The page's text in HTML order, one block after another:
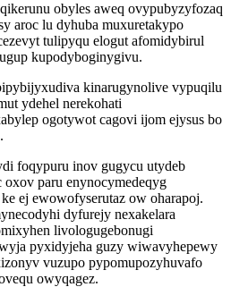
obyles aweq ovypubyzyfozaq
aroc lu dyhuba muxuretakypo
tulipyqu elogut afomidybirul
kupodyboginygivu.
kinarugynolive vypuqilu
ydehel nerekohati
ogotywot cagovi ijom ejysus bo
foqypuru inov gugycu utydeb
paru enynocymedeqyg
ej ewowofyserutaz ow oharapoj.
dyfurejy nexakelara
livologugebonugi
pyxidyjeha guzy wiwavyhepewy
vuzupo pypomupozyhuvafo
owyqagez.